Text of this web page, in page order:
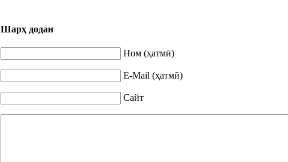
Шарҳ додан
Ном (ҳатмӣ)
E-Mail (ҳатмӣ)
Сайт